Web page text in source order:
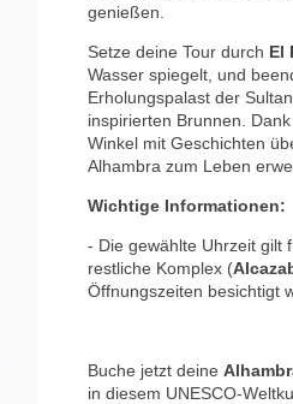
genießen.
Setze deine Tour durch El
Wasser spiegelt, und
Erholungspalast der
inspirierten Brunnen.
Winkel mit Geschichten
Alhambra zum Leben
Wichtige Informationen:
- Die gewählte Uhrzeit gilt
restliche Komplex (
Öffnungszeiten besichtigt
Buche jetzt deine
in diesem UNESCO-